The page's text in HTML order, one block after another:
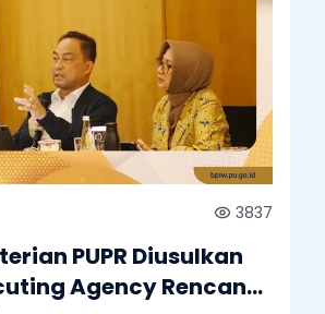
3837
PUPR Diusulkan
Agency Rencana